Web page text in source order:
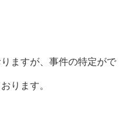
ますが、事件の特定がで
ります。